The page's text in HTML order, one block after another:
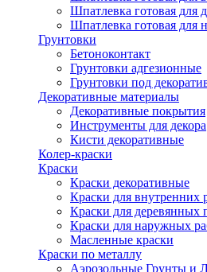
Шпатлевка готовая для
Шпатлевка готовая для
Грунтовки
Бетоноконтакт
Грунтовки адгезионные
Грунтовки под
Декоративные материалы
Декоративные покрытия
Инструменты для декора
Кисти декоративные
Колер-краски
Краски
Краски декоративные
Краски для внутренних
Краски для деревянных
Краски для наружных
Масленные краски
Краски по металлу
Аэрозольные Грунты и